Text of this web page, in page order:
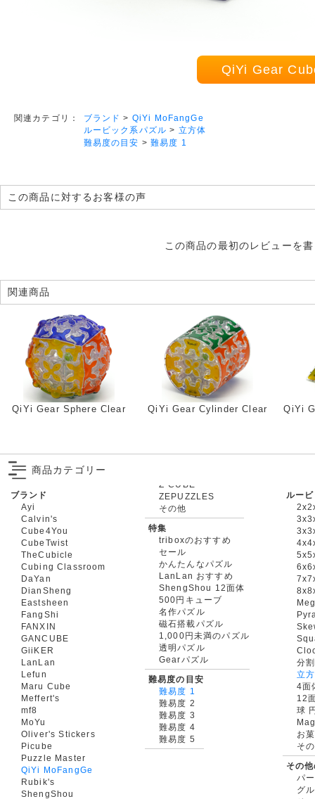
QiYi Gear
関連カテゴリ： ブランド > QiYi MoFangGe
ルービック系パズル > 立方体
難易度の目安 >難易度 1
この商品に対するお客様の声
この商品の最初のレビューを
関連商品
QiYi Gear Sphere Clear QiYi Gear Cylinder Clear QiYi
商品カテゴリー
ブランド
Ayi
Calvin's
Cube4You
CubeTwist
TheCubicle
Cubing Classroom
DaYan
DianSheng
Eastsheen
FangShi
FANXIN
GANCUBE
GiiKER
LanLan
Lefun
Maru Cube
Meffert's
mf8
MoYu
Oliver's Stickers
Picube
Puzzle Master
QiYi MoFangGe
Rubik's
ShengShou
ZEPUZZLES
その他
特集
triboxのおすすめ
セール
かんたんなパズル
LanLan おすすめ
ShengShou 12面体
500円キューブ
名作パズル
磁石搭載パズル
1,000円未満のパズル
透明パズル
Gearパズル
難易度の目安
難易度 1
難易度 2
難易度 3
難易度 4
難易度 5
ルー
分
立
4面
12
球
お
そ
その
パ
グ